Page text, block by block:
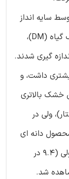
سایه انداز
(تاج و شاخ و برگ گیاه) گیاه، ماده ی خشک گیاه (DM)،
گیری شدند.
سطح برگ بیشتری داشت، و
خشک بالاتری
در هکتار)، ولی در
دانه ای
تولید شده ی آن در مقایسه با هیبرید معمولی (9.4 در
مشاهده شد.